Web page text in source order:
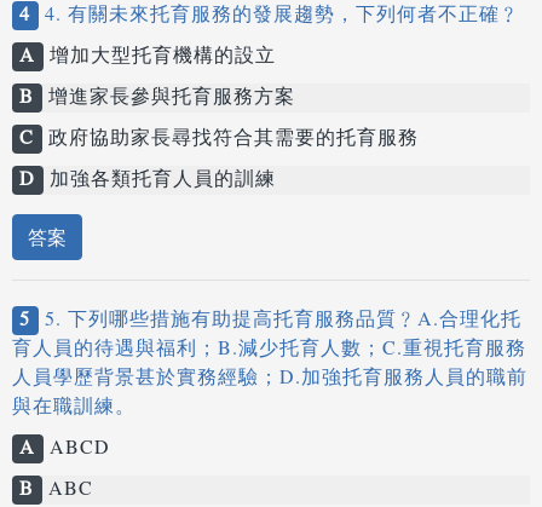
4 4. 有關未來托育服務的發展趨勢，下列何者不正確﹖
A 增加大型托育機構的設立
B 增進家長參與托育服務方案
C 政府協助家長尋找符合其需要的托育服務
D 加強各類托育人員的訓練
答案
5 5. 下列哪些措施有助提高托育服務品質﹖A.合理化托
育人員的待遇與福利；B.減少托育人數；C.重視托育服務
人員學歷背景甚於實務經驗；D.加強托育服務人員的職前
與在職訓練。
A ABCD
B ABC